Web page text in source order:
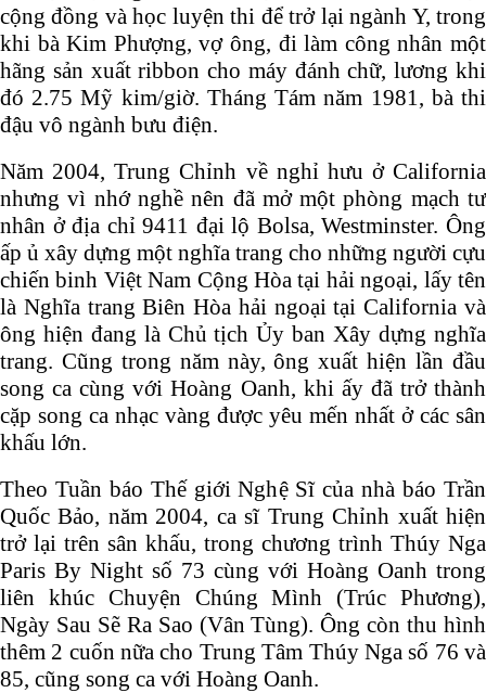
cộng đồng và học luyện thi để trở lại ngành Y, trong
khi bà Kim Phượng, vợ ông, đi làm công nhân một
hãng sản xuất ribbon cho máy đánh chữ, lương khi
đó 2.75 Mỹ kim/giờ. Tháng Tám năm 1981, bà thi
đậu vô ngành bưu điện.
Năm 2004, Trung Chỉnh về nghỉ hưu ở California
nhưng vì nhớ nghề nên đã mở một phòng mạch tư
nhân ở địa chỉ 9411 đại lộ Bolsa, Westminster. Ông
ấp ủ xây dựng một nghĩa trang cho những người cựu
chiến binh Việt Nam Cộng Hòa tại hải ngoại, lấy tên
là Nghĩa trang Biên Hòa hải ngoại tại California và
ông hiện đang là Chủ tịch Ủy ban Xây dựng nghĩa
trang. Cũng trong năm này, ông xuất hiện lần đầu
song ca cùng với Hoàng Oanh, khi ấy đã trở thành
cặp song ca nhạc vàng được yêu mến nhất ở các sân
khấu lớn.
Theo Tuần báo Thế giới Nghệ Sĩ của nhà báo Trần
Quốc Bảo, năm 2004, ca sĩ Trung Chỉnh xuất hiện
trở lại trên sân khấu, trong chương trình Thúy Nga
Paris By Night số 73 cùng với Hoàng Oanh trong
liên khúc Chuyện Chúng Mình (Trúc Phương),
Ngày Sau Sẽ Ra Sao (Vân Tùng). Ông còn thu hình
thêm 2 cuốn nữa cho Trung Tâm Thúy Nga số 76 và
85, cũng song ca với Hoàng Oanh.